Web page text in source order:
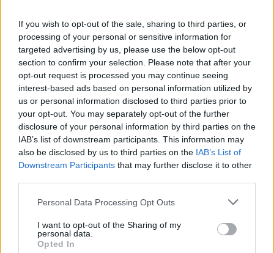
If you wish to opt-out of the sale, sharing to third parties, or
processing of your personal or sensitive information for
targeted advertising by us, please use the below opt-out
section to confirm your selection. Please note that after your
opt-out request is processed you may continue seeing
interest-based ads based on personal information utilized by
us or personal information disclosed to third parties prior to
your opt-out. You may separately opt-out of the further
disclosure of your personal information by third parties on the
IAB’s list of downstream participants. This information may
also be disclosed by us to third parties on the IAB’s List of
Downstream Participants that may further disclose it to other
Personal Data Processing Opt Outs
I want to opt-out of the Sharing of my
personal data.
Opted In
Kriminalai
Paramediko nužudymo
byloje į laisvę paleistas
vienas įtariamųjų(3)
Kriminalai
Užsidegė lauko pavėsinė:
vos be namų neliko
keturios šeimos